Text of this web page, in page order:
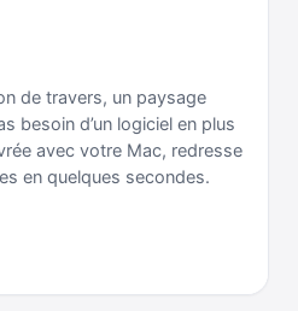
de travers, un paysage
besoin d’un logiciel en plus
avec votre Mac, redresse
en quelques secondes.